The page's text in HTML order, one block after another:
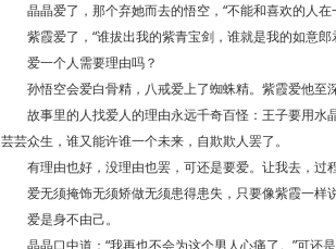
晶晶爱了，那个弃她而去的悟空，“不能和喜欢的人在
紫霞爱了，“谁拔出我的紫青宝剑，谁就是我的如意郎
爱一个人需要理由吗？
孙悟空会爱白骨精，八戒爱上了蜘蛛精。紫霞爱他至
故事里的人找爱人的理由永远千奇百怪：王子要用水
芸芸众生，谁又能许谁一个未来，自欺欺人罢了。
有理由也好，没理由也罢，可还是要爱。让我去，过
爱无须掩饰无须矫做无须患得患失，只要像紫霞一样
爱是身不由己。
晶晶口中道：“我再也不会为这个男人心痛了。”可还